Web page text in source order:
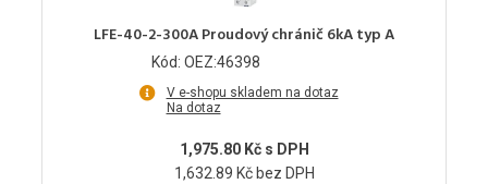
LFE-40-2-300A Proudový chránič 6kA typ A
Kód: OEZ:46398
V e-shopu skladem na dotaz
Na dotaz
1,975.80 Kč s DPH
1,632.89 Kč bez DPH